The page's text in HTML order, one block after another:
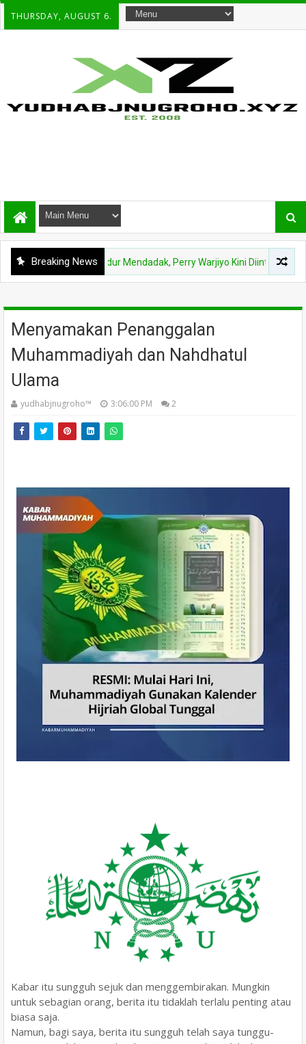
THURSDAY, AUGUST 6.
Breaking News
HUKUM Mundur Mendadak, Perry Warjiyo Kini Diintai KPK dalam
Menyamakan Penanggalan
Muhammadiyah dan Nahdhatul
Ulama
yudhabjnugroho™️ 3:06:00 PM 2
Kabar itu sungguh sejuk dan menggembirakan. Mungkin
untuk sebagian orang, berita itu tidaklah terlalu penting atau
biasa saja.
Namun, bagi saya, berita itu sungguh telah saya tunggu-